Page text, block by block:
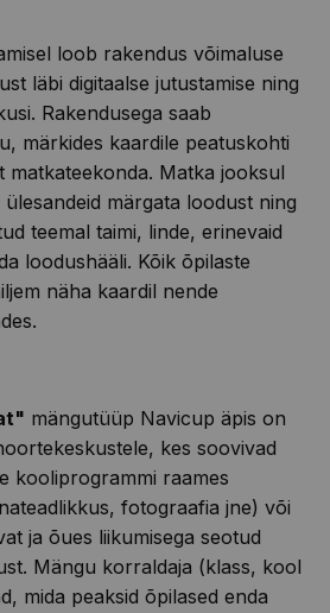
loob rakendus võimaluse
läbi digitaalse jutustamise ning
Rakendusega saab
märkides kaardile peatuskohti
matkateekonda. Matka jooksul
märgata loodust ning
teemal taimi, linde, erinevaid
loodushääli. Kõik õpilaste
näha kaardil nende
mängutüüp Navicup äpis on
kes soovivad
kooliprogrammi raames
fotograafia jne) või
ja õues liikumisega seotud
Mängu korraldaja (klass, kool
mida peaksid õpilased enda